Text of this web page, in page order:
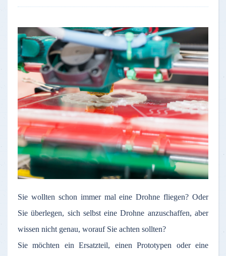
Sie wollten schon immer mal eine Drohne fliegen? Oder
Sie überlegen, sich selbst eine Drohne anzuschaffen, aber
wissen nicht genau, worauf Sie achten sollten?
Sie möchten ein Ersatzteil, einen Prototypen oder eine